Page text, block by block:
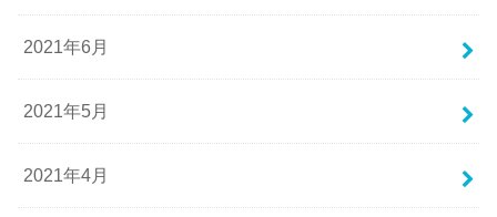
2021年6月
2021年5月
2021年4月